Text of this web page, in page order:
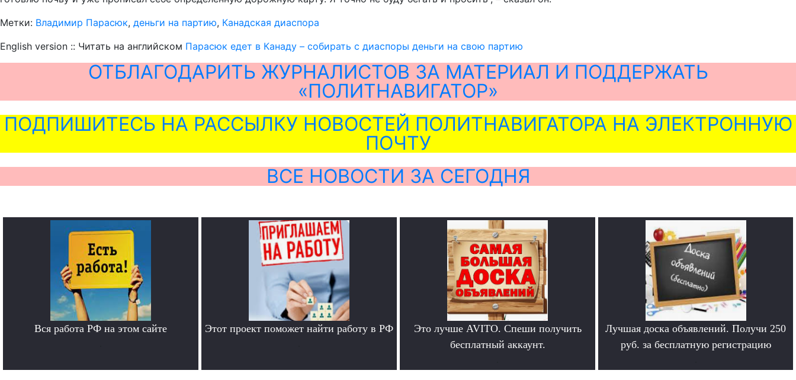
Метки: Владимир Парасюк, деньги на партию, Канадская диаспора
English version :: Читать на английском Парасюк едет в Канаду – собирать с диаспоры деньги на свою партию
ОТБЛАГОДАРИТЬ ЖУРНАЛИСТОВ ЗА МАТЕРИАЛ И ПОДДЕРЖАТЬ
«ПОЛИТНАВИГАТОР»
ПОДПИШИТЕСЬ НА РАССЫЛКУ НОВОСТЕЙ ПОЛИТНАВИГАТОРА НА ЭЛЕКТРОННУЮ
ПОЧТУ
ВСЕ НОВОСТИ ЗА СЕГОДНЯ
Вся работа РФ на этом сайте Этот проект поможет найти работу в РФ
Это лучше AVITO. Спеши получить
бесплатный аккаунт.
Лучшая доска объявлений. Получи 250
руб. за бесплатную регистрацию